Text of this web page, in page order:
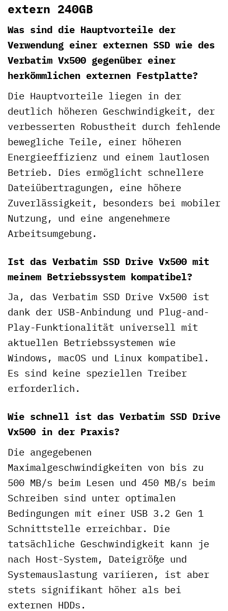
extern 240GB
Was sind die Hauptvorteile der
Verwendung einer externen SSD wie des
Verbatim Vx500 gegenüber einer
herkömmlichen externen Festplatte?
Die Hauptvorteile liegen in der
deutlich höheren Geschwindigkeit, der
verbesserten Robustheit durch fehlende
bewegliche Teile, einer höheren
Energieeffizienz und einem lautlosen
Betrieb. Dies ermöglicht schnellere
Dateiübertragungen, eine höhere
Zuverlässigkeit, besonders bei mobiler
Nutzung, und eine angenehmere
Arbeitsumgebung.
Ist das Verbatim SSD Drive Vx500 mit
meinem Betriebssystem kompatibel?
Ja, das Verbatim SSD Drive Vx500 ist
dank der USB-Anbindung und Plug-and-
Play-Funktionalität universell mit
aktuellen Betriebssystemen wie
Windows, macOS und Linux kompatibel.
Es sind keine speziellen Treiber
erforderlich.
Wie schnell ist das Verbatim SSD Drive
Vx500 in der Praxis?
Die angegebenen
Maximalgeschwindigkeiten von bis zu
500 MB/s beim Lesen und 450 MB/s beim
Schreiben sind unter optimalen
Bedingungen mit einer USB 3.2 Gen 1
Schnittstelle erreichbar. Die
tatsächliche Geschwindigkeit kann je
nach Host-System, Dateigröße und
Systemauslastung variieren, ist aber
stets signifikant höher als bei
externen HDDs.